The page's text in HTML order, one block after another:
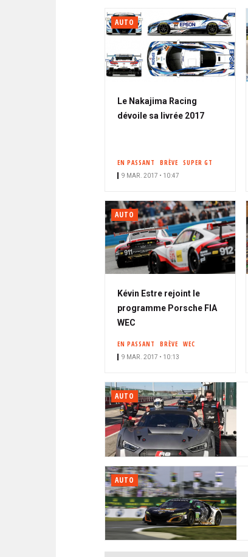
AUTO
Le Nakajima Racing
dévoile sa livrée 2017
EN PASSANT BRÈVE SUPER GT
9 MAR. 2017 • 10:47
AUTO
Kévin Estre rejoint le
programme Porsche FIA
WEC
EN PASSANT BRÈVE WEC
9 MAR. 2017 • 10:13
AUTO
AUTO